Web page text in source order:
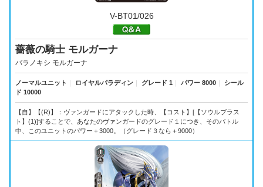
V-BT01/026
薔薇の騎士 モルガーナ
バラノキシ モルガーナ
ノーマルユニット ｜ ロイヤルパラディン ｜ グレード 1 ｜ パワー 8000 ｜
シール
ド 10000
【自】【(R)】：ヴァンガードにアタックした時、【コスト】[【ソウルブラス
ト】(1)]することで、あなたのヴァンガードのグレード１につき、そのバトル
中、このユニットのパワー＋3000。（グレード３なら＋9000）